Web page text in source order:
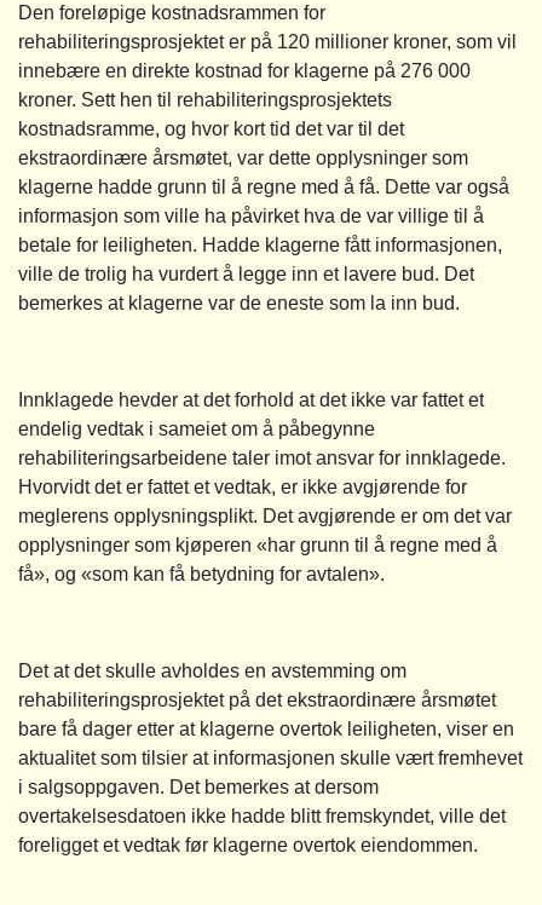
Den foreløpige kostnadsrammen for
rehabiliteringsprosjektet er på 120 millioner kroner, som vil
innebære en direkte kostnad for klagerne på 276 000
kroner. Sett hen til rehabiliteringsprosjektets
kostnadsramme, og hvor kort tid det var til det
ekstraordinære årsmøtet, var dette opplysninger som
klagerne hadde grunn til å regne med å få. Dette var også
informasjon som ville ha påvirket hva de var villige til å
betale for leiligheten. Hadde klagerne fått informasjonen,
ville de trolig ha vurdert å legge inn et lavere bud. Det
bemerkes at klagerne var de eneste som la inn bud.
Innklagede hevder at det forhold at det ikke var fattet et
endelig vedtak i sameiet om å påbegynne
rehabiliteringsarbeidene taler imot ansvar for innklagede.
Hvorvidt det er fattet et vedtak, er ikke avgjørende for
meglerens opplysningsplikt. Det avgjørende er om det var
opplysninger som kjøperen «har grunn til å regne med å
få», og «som kan få betydning for avtalen».
Det at det skulle avholdes en avstemming om
rehabiliteringsprosjektet på det ekstraordinære årsmøtet
bare få dager etter at klagerne overtok leiligheten, viser en
aktualitet som tilsier at informasjonen skulle vært fremhevet
i salgsoppgaven. Det bemerkes at dersom
overtakelsesdatoen ikke hadde blitt fremskyndet, ville det
foreligget et vedtak før klagerne overtok eiendommen.